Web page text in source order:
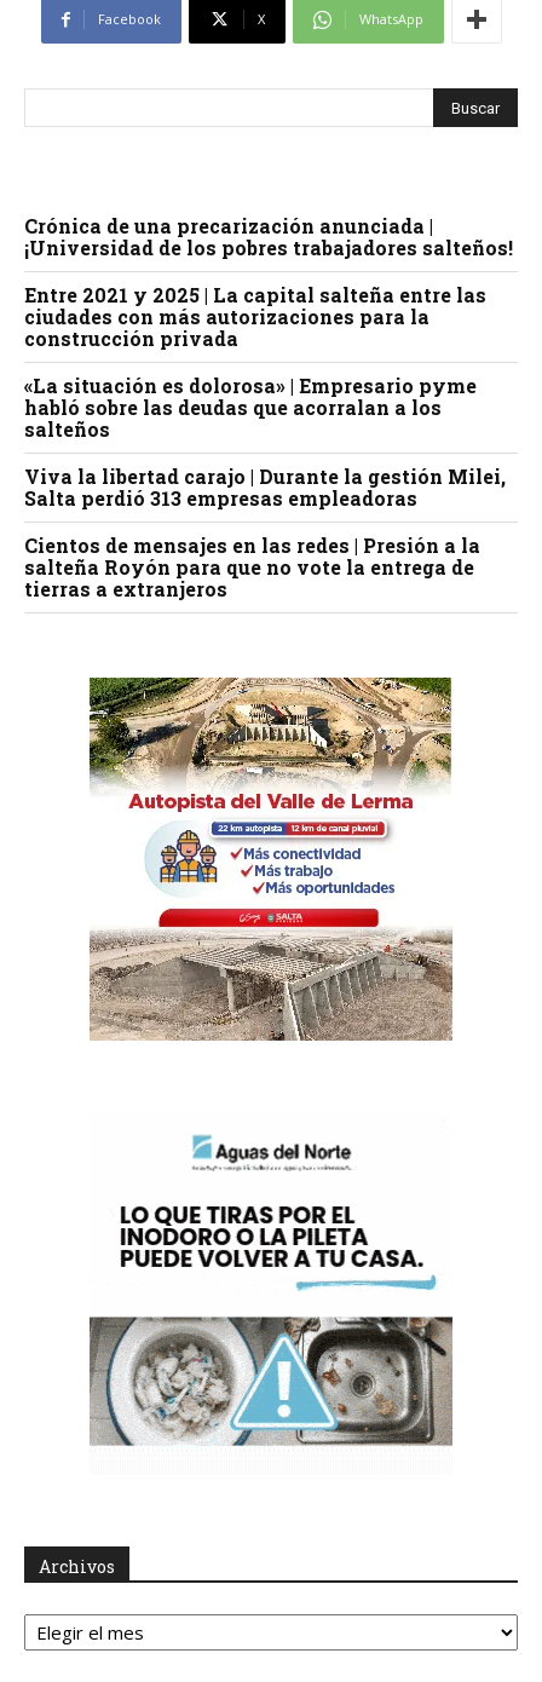
Facebook X WhatsApp
Crónica de una precarización anunciada |
¡Universidad de los pobres trabajadores salteños!
Entre 2021 y 2025 | La capital salteña entre las
ciudades con más autorizaciones para la
construcción privada
«La situación es dolorosa» | Empresario pyme
habló sobre las deudas que acorralan a los
salteños
Viva la libertad carajo | Durante la gestión Milei,
Salta perdió 313 empresas empleadoras
Cientos de mensajes en las redes | Presión a la
salteña Royón para que no vote la entrega de
tierras a extranjeros
Archivos
Archivos